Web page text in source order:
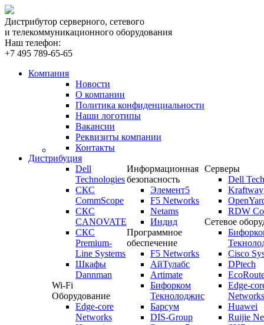
Дистрибутор серверного, сетевого
и телекоммуникационного оборудования
Наш телефон:
+7 495 789-65-65
Компания
Новости
О компании
Политика конфиденциальности
Наши логотипы
Вакансии
Реквизиты компании
Контакты
Дистрибуция
Dell
Technologies
СКС
CommScope
СКС
CANOVATE
СКС
Premium-
Line Systems
Шкафы
Dannman
Wi-Fi
Оборудование
Edge-core
Networks
Информационная
безопасность
Элемент5
F5 Networks
Netams
Индид
Программное
обеспечение
F5 Networks
АйТулабс
Artimate
Бифорком
Текнолоджис
Барсум
DIS-Group
Серверы
Dell
Kraftway
RDW
Сетевое
Cisco
DPtech
Edge-
Networks
Huawei
Ruijie